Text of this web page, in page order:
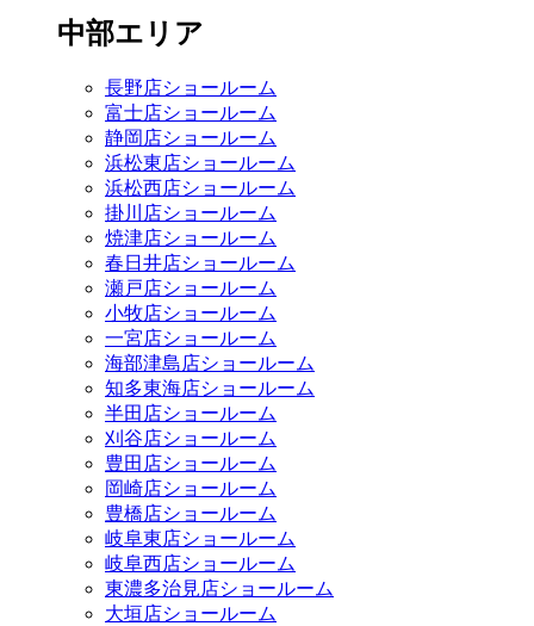
中部エリア
長野店ショールーム
富士店ショールーム
静岡店ショールーム
浜松東店ショールーム
浜松西店ショールーム
掛川店ショールーム
焼津店ショールーム
春日井店ショールーム
瀬戸店ショールーム
小牧店ショールーム
一宮店ショールーム
海部津島店ショールーム
知多東海店ショールーム
半田店ショールーム
刈谷店ショールーム
豊田店ショールーム
岡崎店ショールーム
豊橋店ショールーム
岐阜東店ショールーム
岐阜西店ショールーム
東濃多治見店ショールーム
大垣店ショールーム